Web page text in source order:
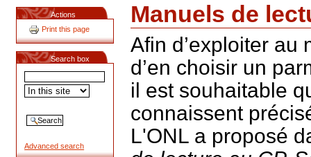
Actions
Print this page
Search box
Advanced search
Manuels de
Document
Actions
Afin d’exploiter au
d’en choisir un
il est souhaitable
connaissent
L'ONL a proposé